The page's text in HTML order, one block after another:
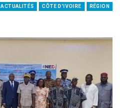
ACTUALITÉS CÔTE D'IVOIRE RÉGION